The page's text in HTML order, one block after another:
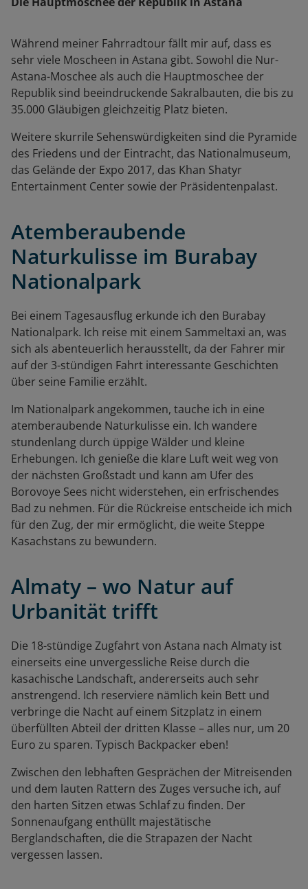
Während meiner Fahrradtour fällt mir auf, dass es
sehr viele Moscheen in Astana gibt. Sowohl die Nur-
Astana-Moschee als auch die Hauptmoschee der
Republik sind beeindruckende Sakralbauten, die bis zu
35.000 Gläubigen gleichzeitig Platz bieten.
Weitere skurrile Sehenswürdigkeiten sind die Pyramide
des Friedens und der Eintracht, das Nationalmuseum,
das Gelände der Expo 2017, das Khan Shatyr
Entertainment Center sowie der Präsidentenpalast.
Atemberaubende
Naturkulisse im Burabay
Nationalpark
Bei einem Tagesausflug erkunde ich den Burabay
Nationalpark. Ich reise mit einem Sammeltaxi an, was
sich als abenteuerlich herausstellt, da der Fahrer mir
auf der 3-stündigen Fahrt interessante Geschichten
über seine Familie erzählt.
Im Nationalpark angekommen, tauche ich in eine
atemberaubende Naturkulisse ein. Ich wandere
stundenlang durch üppige Wälder und kleine
Erhebungen. Ich genieße die klare Luft weit weg von
der nächsten Großstadt und kann am Ufer des
Borovoye Sees nicht widerstehen, ein erfrischendes
Bad zu nehmen. Für die Rückreise entscheide ich mich
für den Zug, der mir ermöglicht, die weite Steppe
Kasachstans zu bewundern.
Almaty – wo Natur auf
Urbanität trifft
Die 18-stündige Zugfahrt von Astana nach Almaty ist
einerseits eine unvergessliche Reise durch die
kasachische Landschaft, andererseits auch sehr
anstrengend. Ich reserviere nämlich kein Bett und
verbringe die Nacht auf einem Sitzplatz in einem
überfüllten Abteil der dritten Klasse – alles nur, um 20
Euro zu sparen. Typisch Backpacker eben!
Zwischen den lebhaften Gesprächen der Mitreisenden
und dem lauten Rattern des Zuges versuche ich, auf
den harten Sitzen etwas Schlaf zu finden. Der
Sonnenaufgang enthüllt majestätische
Berglandschaften, die die Strapazen der Nacht
vergessen lassen.